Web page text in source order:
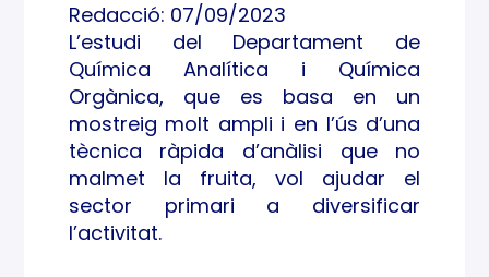
punt
s de
mad
uraci
ó
Redacció: 07/09/2023
L’estudi del Departament de
Química Analítica i Química
Orgànica, que es basa en un
mostreig molt ampli i en l’ús d’una
tècnica ràpida d’anàlisi que no
malmet la fruita, vol ajudar el
sector primari a diversificar
l’activitat.